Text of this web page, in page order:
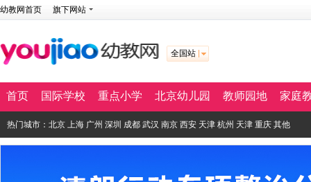
幼教网首页 旗下网站
全国站
首页 国际学校 重点小学 北京幼儿园 教师园地 家庭
热门城市： 北京 上海 广州 深圳 成都 武汉 南京 西安 天津 杭州 天津 重庆 其他